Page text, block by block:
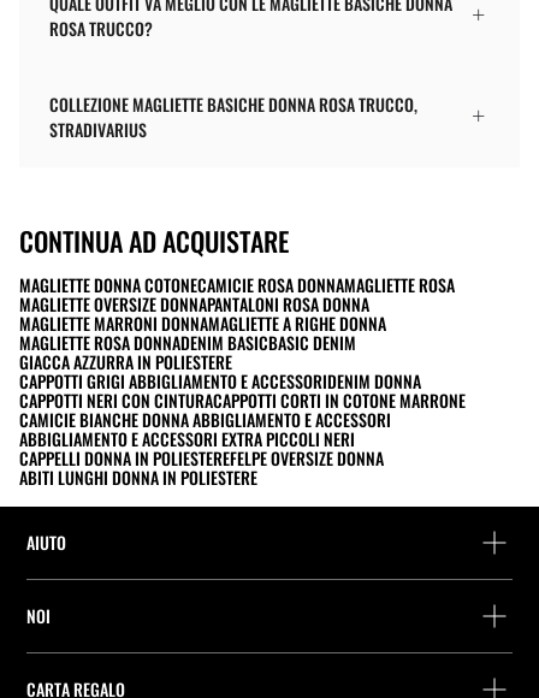
ROSA TRUCCO?
COLLEZIONE MAGLIETTE BASICHE DONNA ROSA TRUCCO,
STRADIVARIUS
CONTINUA AD ACQUISTARE
MAGLIETTE DONNA COTONECAMICIE ROSA DONNAMAGLIETTE ROSA
MAGLIETTE OVERSIZE DONNAPANTALONI ROSA DONNA
MAGLIETTE MARRONI DONNAMAGLIETTE A RIGHE DONNA
MAGLIETTE ROSA DONNADENIM BASICBASIC DENIM
GIACCA AZZURRA IN POLIESTERE
CAPPOTTI GRIGI ABBIGLIAMENTO E ACCESSORIDENIM DONNA
CAPPOTTI NERI CON CINTURACAPPOTTI CORTI IN COTONE MARRONE
CAMICIE BIANCHE DONNA ABBIGLIAMENTO E ACCESSORI
ABBIGLIAMENTO E ACCESSORI EXTRA PICCOLI NERI
CAPPELLI DONNA IN POLIESTEREFELPE OVERSIZE DONNA
ABITI LUNGHI DONNA IN POLIESTERE
AIUTO
Rintraccia il tuo ordine
NOI
CARTA REGALO